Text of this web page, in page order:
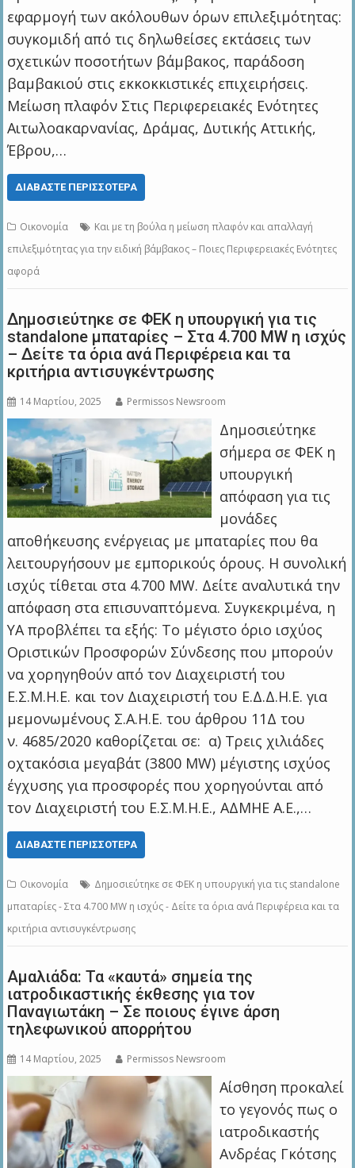
εφαρμογή των ακόλουθων όρων επιλεξιμότητας:
συγκομιδή από τις δηλωθείσες εκτάσεις των
σχετικών ποσοτήτων βάμβακος, παράδοση
βαμβακιού στις εκκοκκιστικές επιχειρήσεις.
Μείωση πλαφόν Στις Περιφερειακές Ενότητες
Αιτωλοακαρνανίας, Δράμας, Δυτικής Αττικής,
Έβρου,…
ΔΙΑΒΆΣΤΕ ΠΕΡΙΣΣΌΤΕΡΑ
Οικονομία
Και με τη βούλα η μείωση πλαφόν και απαλλαγή
επιλεξιμότητας για την ειδική βάμβακος – Ποιες Περιφερειακές Ενότητες
αφορά
Δημοσιεύτηκε σε ΦΕΚ η υπουργική για τις
standalone μπαταρίες – Στα 4.700 MW η ισχύς
– Δείτε τα όρια ανά Περιφέρεια και τα
κριτήρια αντισυγκέντρωσης
14 Μαρτίου, 2025 Permissos Newsroom
Δημοσιεύτηκε
σήμερα σε ΦΕΚ η
υπουργική
απόφαση για τις
μονάδες
αποθήκευσης ενέργειας με μπαταρίες που θα
λειτουργήσουν με εμπορικούς όρους. Η συνολική
ισχύς τίθεται στα 4.700 MW. Δείτε αναλυτικά την
απόφαση στα επισυναπτόμενα. Συγκεκριμένα, η
ΥΑ προβλέπει τα εξής: Το μέγιστο όριο ισχύος
Οριστικών Προσφορών Σύνδεσης που μπορούν
να χορηγηθούν από τον Διαχειριστή του
Ε.Σ.Μ.Η.Ε. και τον Διαχειριστή του Ε.Δ.Δ.Η.Ε. για
μεμονωμένους Σ.Α.Η.Ε. του άρθρου 11Δ του
ν. 4685/2020 καθορίζεται σε: α) Τρεις χιλιάδες
οχτακόσια μεγαβάτ (3800 MW) μέγιστης ισχύος
έγχυσης για προσφορές που χορηγούνται από
τον Διαχειριστή του Ε.Σ.Μ.Η.Ε., ΑΔΜΗΕ Α.Ε.,…
ΔΙΑΒΆΣΤΕ ΠΕΡΙΣΣΌΤΕΡΑ
Οικονομία
Δημοσιεύτηκε σε ΦΕΚ η υπουργική για τις standalone
μπαταρίες - Στα 4.700 MW η ισχύς - Δείτε τα όρια ανά Περιφέρεια και τα
κριτήρια αντισυγκέντρωσης
Αμαλιάδα: Τα «καυτά» σημεία της
ιατροδικαστικής έκθεσης για τον
Παναγιωτάκη – Σε ποιους έγινε άρση
τηλεφωνικού απορρήτου
14 Μαρτίου, 2025 Permissos Newsroom
Αίσθηση προκαλεί
το γεγονός πως ο
ιατροδικαστής
Ανδρέας Γκότσης